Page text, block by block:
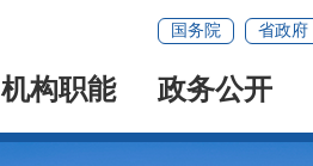
国务院 省政府
机构职能 政务公开